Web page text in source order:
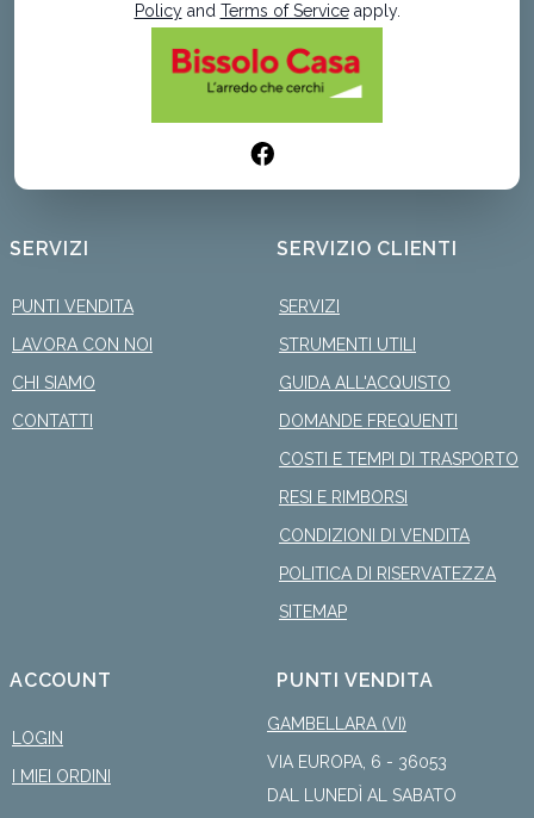
SERVIZI
PUNTI VENDITA
LAVORA CON NOI
CHI SIAMO
CONTATTI
SERVIZIO CLIENTI
SERVIZI
STRUMENTI UTILI
GUIDA ALL'ACQUISTO
DOMANDE FREQUENTI
COSTI E TEMPI DI TRASPORTO
RESI E RIMBORSI
CONDIZIONI DI VENDITA
POLITICA DI RISERVATEZZA
SITEMAP
Policyand Terms of Serviceapply.
ACCOUNT
LOGIN
I MIEI ORDINI
PUNTI VENDITA
GAMBELLARA (VI)
VIA EUROPA, 6 - 36053
DAL LUNEDÌ AL SABATO